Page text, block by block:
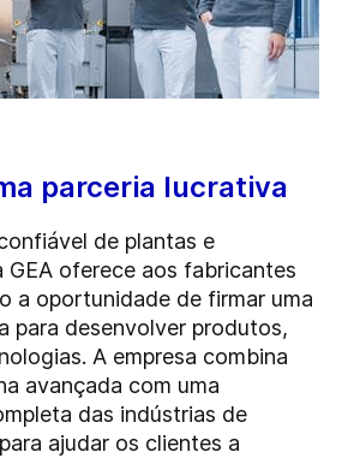
parceria lucrativa
de plantas e
GEA oferece aos fabricantes
a oportunidade de firmar uma
para desenvolver produtos,
A empresa combina
avançada com uma
das indústrias de
ajudar os clientes a